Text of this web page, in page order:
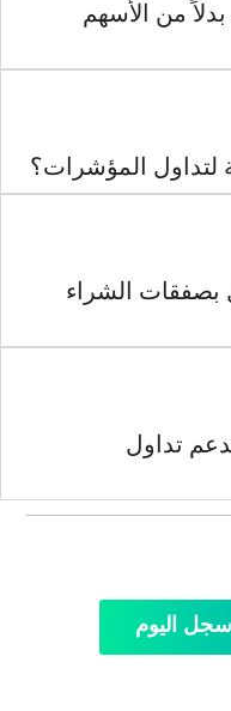
الأسهم
المؤشرات؟
الشراء